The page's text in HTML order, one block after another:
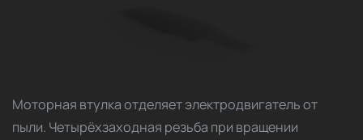
Моторная втулка отделяет электродвигатель от
пыли. Четырёхзаходная резьба при вращении